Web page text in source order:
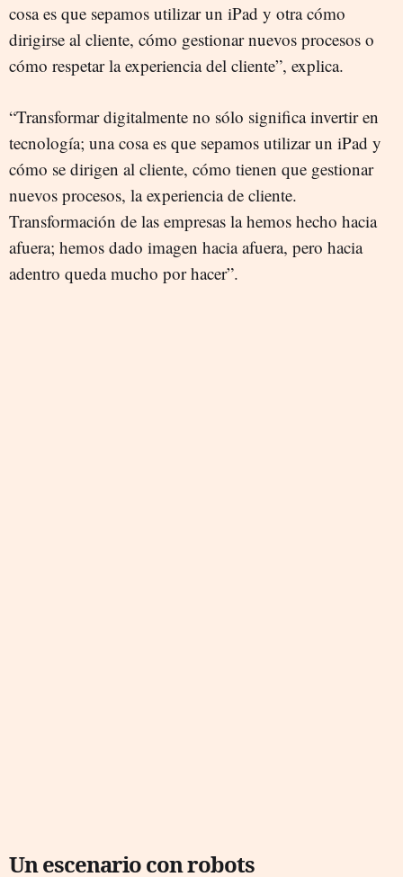
cosa es que sepamos utilizar un iPad y otra cómo
dirigirse al cliente, cómo gestionar nuevos procesos o
cómo respetar la experiencia del cliente”, explica.
“Transformar digitalmente no sólo significa invertir en
tecnología; una cosa es que sepamos utilizar un iPad y
cómo se dirigen al cliente, cómo tienen que gestionar
nuevos procesos, la experiencia de cliente.
Transformación de las empresas la hemos hecho hacia
afuera; hemos dado imagen hacia afuera, pero hacia
adentro queda mucho por hacer”.
Un escenario con robots